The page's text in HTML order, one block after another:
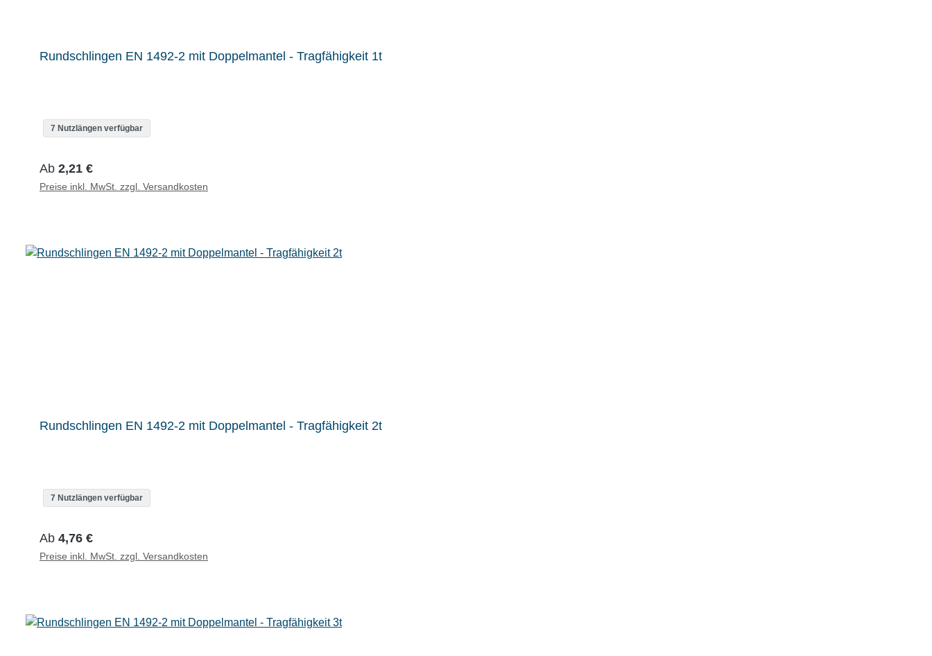
Rundschlingen EN 1492-2 mit Doppelmantel - Tragfähigkeit 1t
7 Nutzlängen verfügbar
Regulärer Preis:
Ab 2,21 €
Preise inkl. MwSt. zzgl. Versandkosten
Rundschlingen EN 1492-2 mit Doppelmantel - Tragfähigkeit 2t
7 Nutzlängen verfügbar
Regulärer Preis:
Ab 4,76 €
Preise inkl. MwSt. zzgl. Versandkosten